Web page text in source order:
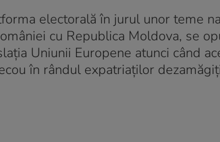
electorală în jurul unor teme
cu Republica Moldova, se
Uniunii Europene atunci când
în rândul expatriaților